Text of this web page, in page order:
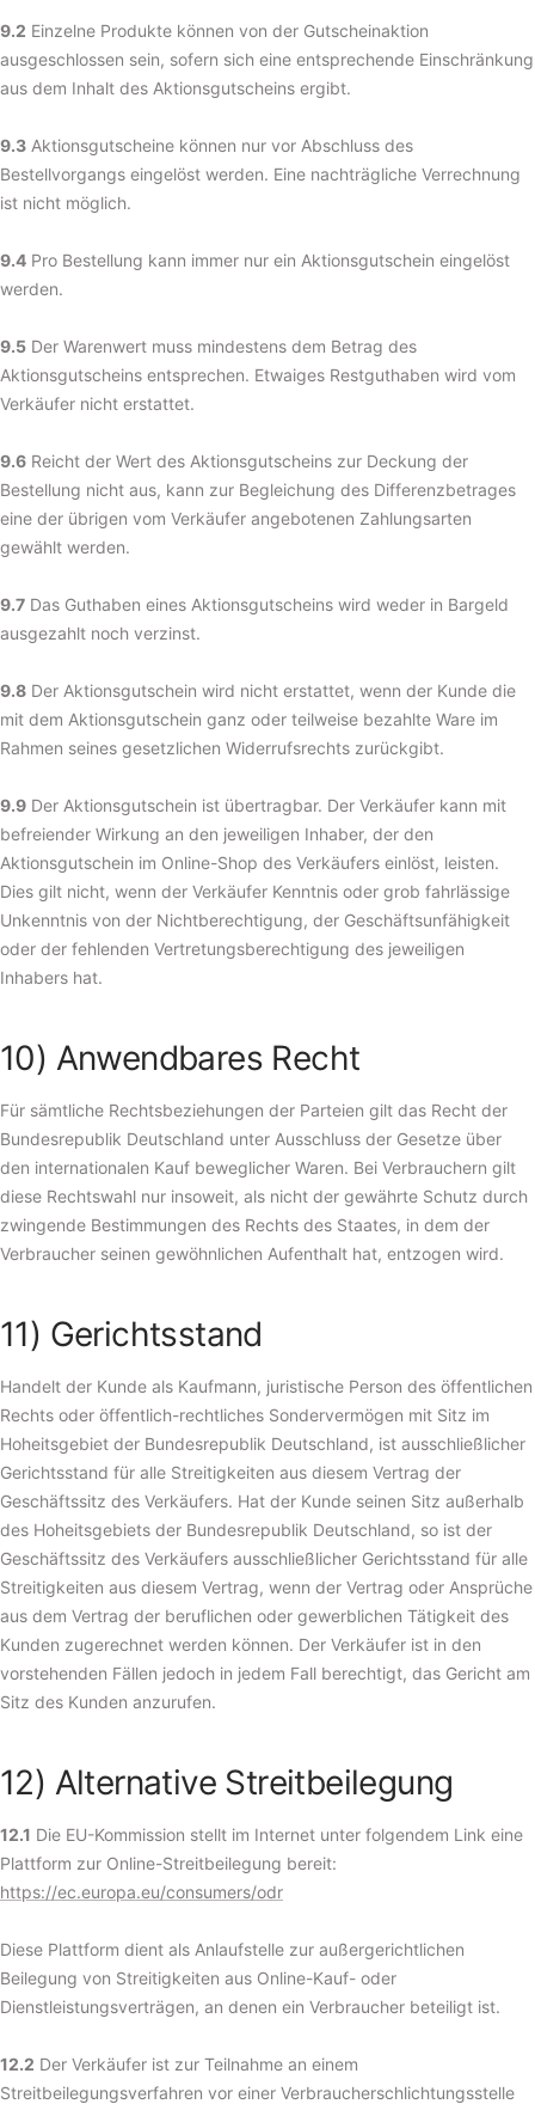
9.2 Einzelne Produkte können von der Gutscheinaktion
ausgeschlossen sein, sofern sich eine entsprechende Einschränkung
aus dem Inhalt des Aktionsgutscheins ergibt.
9.3 Aktionsgutscheine können nur vor Abschluss des
Bestellvorgangs eingelöst werden. Eine nachträgliche Verrechnung
ist nicht möglich.
9.4 Pro Bestellung kann immer nur ein Aktionsgutschein eingelöst
werden.
9.5 Der Warenwert muss mindestens dem Betrag des
Aktionsgutscheins entsprechen. Etwaiges Restguthaben wird vom
Verkäufer nicht erstattet.
9.6 Reicht der Wert des Aktionsgutscheins zur Deckung der
Bestellung nicht aus, kann zur Begleichung des Differenzbetrages
eine der übrigen vom Verkäufer angebotenen Zahlungsarten
gewählt werden.
9.7 Das Guthaben eines Aktionsgutscheins wird weder in Bargeld
ausgezahlt noch verzinst.
9.8 Der Aktionsgutschein wird nicht erstattet, wenn der Kunde die
mit dem Aktionsgutschein ganz oder teilweise bezahlte Ware im
Rahmen seines gesetzlichen Widerrufsrechts zurückgibt.
9.9 Der Aktionsgutschein ist übertragbar. Der Verkäufer kann mit
befreiender Wirkung an den jeweiligen Inhaber, der den
Aktionsgutschein im Online-Shop des Verkäufers einlöst, leisten.
Dies gilt nicht, wenn der Verkäufer Kenntnis oder grob fahrlässige
Unkenntnis von der Nichtberechtigung, der Geschäftsunfähigkeit
oder der fehlenden Vertretungsberechtigung des jeweiligen
Inhabers hat.
10) Anwendbares Recht
Für sämtliche Rechtsbeziehungen der Parteien gilt das Recht der
Bundesrepublik Deutschland unter Ausschluss der Gesetze über
den internationalen Kauf beweglicher Waren. Bei Verbrauchern gilt
diese Rechtswahl nur insoweit, als nicht der gewährte Schutz durch
zwingende Bestimmungen des Rechts des Staates, in dem der
Verbraucher seinen gewöhnlichen Aufenthalt hat, entzogen wird.
11) Gerichtsstand
Handelt der Kunde als Kaufmann, juristische Person des öffentlichen
Rechts oder öffentlich-rechtliches Sondervermögen mit Sitz im
Hoheitsgebiet der Bundesrepublik Deutschland, ist ausschließlicher
Gerichtsstand für alle Streitigkeiten aus diesem Vertrag der
Geschäftssitz des Verkäufers. Hat der Kunde seinen Sitz außerhalb
des Hoheitsgebiets der Bundesrepublik Deutschland, so ist der
Geschäftssitz des Verkäufers ausschließlicher Gerichtsstand für alle
Streitigkeiten aus diesem Vertrag, wenn der Vertrag oder Ansprüche
aus dem Vertrag der beruflichen oder gewerblichen Tätigkeit des
Kunden zugerechnet werden können. Der Verkäufer ist in den
vorstehenden Fällen jedoch in jedem Fall berechtigt, das Gericht am
Sitz des Kunden anzurufen.
12) Alternative Streitbeilegung
12.1 Die EU-Kommission stellt im Internet unter folgendem Link eine
Plattform zur Online-Streitbeilegung bereit:
https://ec.europa.eu/consumers/odr
Diese Plattform dient als Anlaufstelle zur außergerichtlichen
Beilegung von Streitigkeiten aus Online-Kauf- oder
Dienstleistungsverträgen, an denen ein Verbraucher beteiligt ist.
12.2 Der Verkäufer ist zur Teilnahme an einem
Streitbeilegungsverfahren vor einer Verbraucherschlichtungsstelle